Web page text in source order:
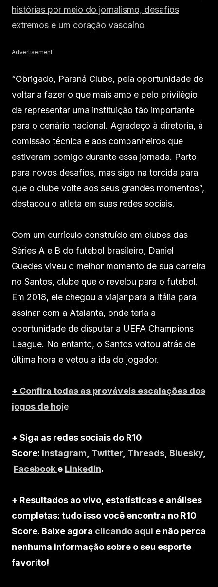
histórias por meio do jornalismo, desafios
extremos e um coração vascaíno
Advertisement
“Obrigado, Paraná Clube, pela oportunidade de
voltar a fazer o que mais amo e pelo privilégio
de representar uma instituição tão importante
para o cenário nacional. Agradeço à diretoria, à
comissão técnica e aos companheiros que
estiveram comigo durante essa jornada. Parto
para novos desafios, mas sigo na torcida para
que o clube volte aos seus grandes momentos”,
destacou o atleta em suas redes sociais.
Com um currículo construído em clubes das
Séries A e B do futebol brasileiro, Daniel
Guedes viveu o melhor momento de sua carreira
no Santos, clube que o revelou para o futebol.
Em 2018, ele chegou a viajar para a Itália para
assinar com a Atalanta, onde teria a
oportunidade de disputar a UEFA Champions
League. No entanto, o Santos voltou atrás de
última hora e vetou a ida do jogador.
+ Confira todas as prováveis escalações dos
jogos de hoje
+ Siga as redes sociais do R10
Score: Instagram Twitter Threads Bluesky,
Facebook e Linkedin.
+ Resultados ao vivo, estatísticas e análises
completas: tudo isso você encontra no R10
Score. Baixe agora clicando aqui e não perca
nenhuma informação sobre o seu esporte
favorito!